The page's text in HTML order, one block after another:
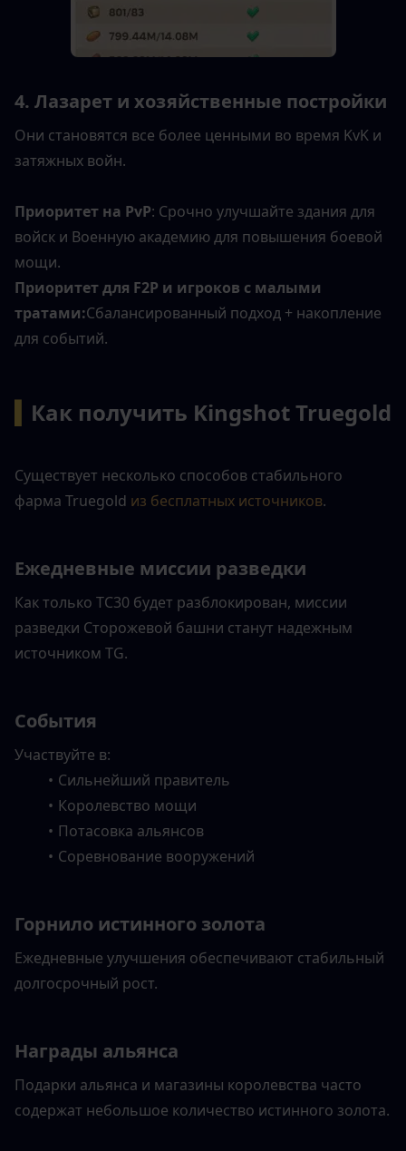
4. Лазарет и хозяйственные постройки
Они становятся все более ценными во время KvK и
затяжных войн.
Приоритет на PvP: Срочно улучшайте здания для
войск и Военную академию для повышения боевой
мощи.
Приоритет для F2P и игроков с малыми
тратами:Сбалансированный подход + накопление
для событий.
Как получить Kingshot Truegold
Существует несколько способов стабильного
фарма Truegold из бесплатных источников.
Ежедневные миссии разведки
Как только TC30 будет разблокирован, миссии
разведки Сторожевой башни станут надежным
источником TG.
События
Участвуйте в:
Сильнейший правитель
Королевство мощи
Потасовка альянсов
Соревнование вооружений
Горнило истинного золота
Ежедневные улучшения обеспечивают стабильный
долгосрочный рост.
Награды альянса
Подарки альянса и магазины королевства часто
содержат небольшое количество истинного золота.